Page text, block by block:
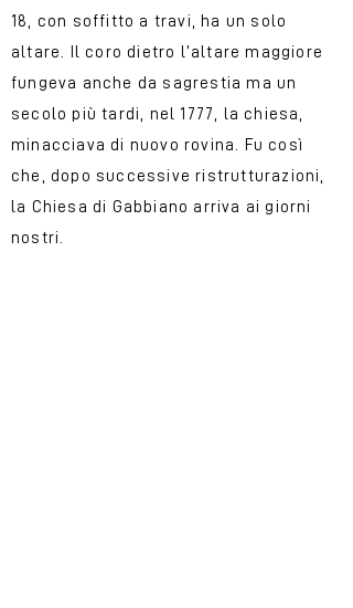
18, con soffitto a travi, ha un solo
altare. Il coro dietro l’altare maggiore
fungeva anche da sagrestia ma un
secolo più tardi, nel 1777, la chiesa,
minacciava di nuovo rovina. Fu così
che, dopo successive ristrutturazioni,
la Chiesa di Gabbiano arriva ai giorni
nostri.